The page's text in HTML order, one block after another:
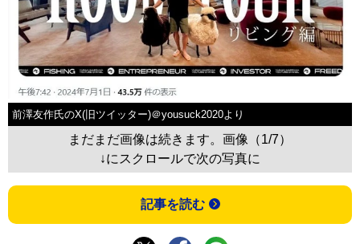
前澤友作氏のX(旧ツイッター)＠yousuck2020より
まだまだ画像は続きます。画像（1/7）
↓にスクロールで次の写真に
記事を読む